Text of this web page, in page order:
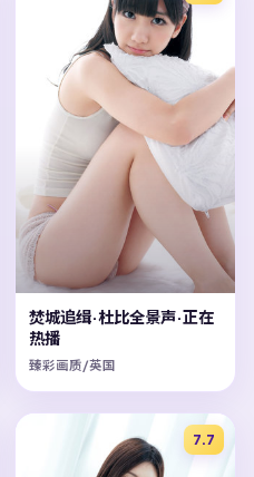
焚城追缉·杜比全景声·正在
热播
臻彩画质/英国
7.7